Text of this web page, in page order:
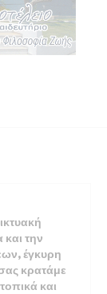
την
έγκυρη
κρατάμε
και